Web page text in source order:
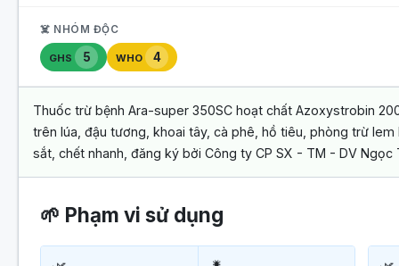
☠️ NHÓM ĐỘC
GHS 5 WHO 4
Thuốc trừ bệnh Ara-super 350SC hoạt chất Azoxystrobin
trên lúa, đậu tương, khoai tây, cà phê, hồ tiêu, phòng trừ
sắt, chết nhanh, đăng ký bởi Công ty CP SX - TM - DV Ngọc
🌱 Phạm vi sử dụng